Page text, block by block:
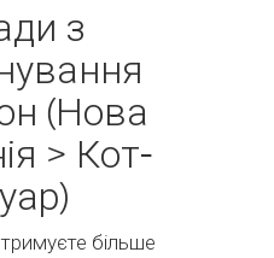
з
(Нова
> Кот-
більше